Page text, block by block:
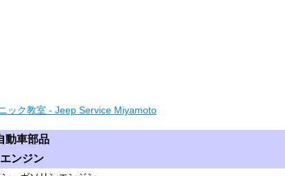
ック教室 - Jeep Service Miyamoto
動車部品
エンジン